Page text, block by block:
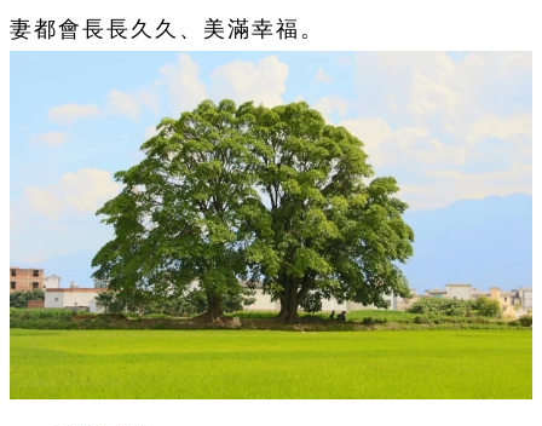
妻都會長長久久、美滿幸福。